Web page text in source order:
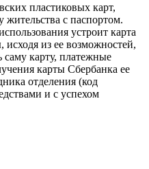
пластиковых карт,
с паспортом.
устроит карта
из ее возможностей,
саму карту, платежные
карты Сбербанка ее
отделения (код
и с успехом